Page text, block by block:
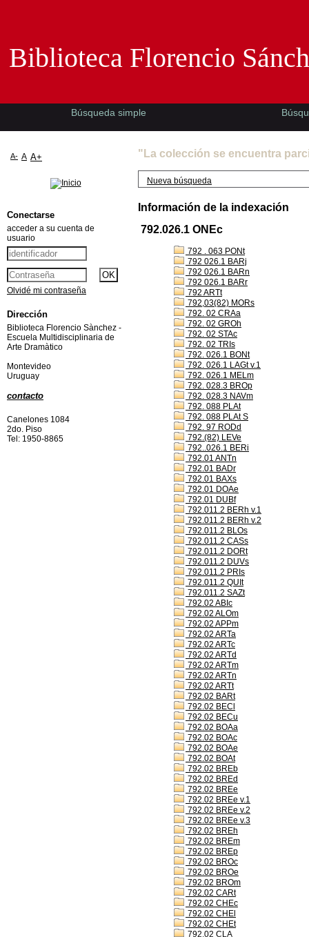
"La colección se encuentra
Nueva búsqueda
Información de la indexación
792.026.1 ONEc
792 . 063 PONt
792 026.1 BARj
792 026.1 BARn
792 026.1 BARr
792 ARTt
792,03(82) MORs
792. 02 CRAa
792. 02 GROh
792. 02 STAc
792. 02 TRIs
792. 026.1 BONt
792. 026.1 LAGt v.1
792. 026.1 MELm
792. 028.3 BROp
792. 028.3 NAVm
792. 088 PLAt
792. 088 PLAt S
792. 97 RODd
792.(82) LEVe
792..026.1 BERi
792.01 ANTn
792.01 BADr
792.01 BAXs
792.01 DOAe
792.01 DUBf
792.011.2 BERh v.1
792.011.2 BERh v.2
792.011.2 BLOs
792.011.2 CASs
792.011.2 DORt
792.011.2 DUVs
792.011.2 PRIs
792.011.2 QUIt
792.011.2 SAZt
792.02 ABIc
792.02 ALOm
792.02 APPm
792.02 ARTa
792.02 ARTc
792.02 ARTd
792.02 ARTm
792.02 ARTn
792.02 ARTt
792.02 BARt
792.02 BECl
792.02 BECu
792.02 BOAa
792.02 BOAc
792.02 BOAe
792.02 BOAt
792.02 BREb
792.02 BREd
792.02 BREe
792.02 BREe v.1
792.02 BREe v.2
792.02 BREe v.3
792.02 BREh
792.02 BREm
792.02 BREp
792.02 BROc
792.02 BROe
792.02 BROm
792.02 CARt
792.02 CHEc
792.02 CHEl
792.02 CHEt
792.02 CLA
Biblioteca Florencio
Búsqueda simple
A- A A+
Conectarse
acceder a su cuenta de
usuario
Olvidé mi contraseña
Dirección
Biblioteca Florencio Sànchez -
Escuela Multidisciplinaria de
Arte Dramàtico
Montevideo
Uruguay
contacto
Canelones 1084
2do. Piso
Tel: 1950-8865